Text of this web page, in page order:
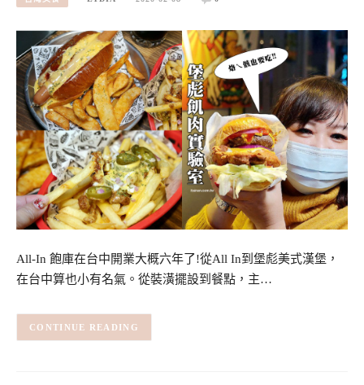
All-In 飽庫在台中開業大概六年了!從All In到堡彪美式漢堡，
在台中算也小有名氣。從裝潢擺設到餐點，主…
CONTINUE READING